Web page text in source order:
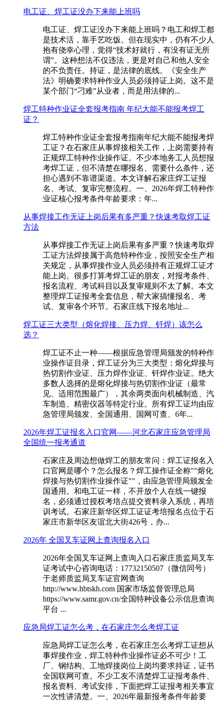
电工证、焊工证没办下来能上班吗
电工证、焊工证没办下来能上班吗？电工和焊工都
是技术活，靠手艺吃饭。但在现实中，仍有不少人
抱有侥幸心理，觉得“技术好就行，有没有证无所
谓”。这种想法不仅违法，更是对自己和他人安全
的不负责任。持证，是法律的底线。《安全生产
法》明确要求特种作业人员必须持证上岗。这不是
某个部门“刁难”从业者，而是用法律的...
焊工特种作业证全套报考指南 年纪大能不能报考焊工
证？
焊工特种作业证全套报考指南年纪大能不能报考焊
工证？在石家庄从事焊接相关工作，上岗需要持有
正规焊工特种作业操作证。不少本地务工人员想报
考焊工证，但不清楚在哪报名、需要什么条件，还
担心遇到不靠谱渠道。本文详解石家庄焊工证报
名、考试、复审完整流程。一、2026年焊工特种作
业证核心报考条件‌年龄要求‌：年...
从事焊接工作无证上岗后果有多严重？快速考取焊工证
方法
从事焊接工作无证上岗后果有多严重？快速考取焊
工证方法焊接属于高危特种作业，按照安全生产相
关规定，从事焊接作业人员必须持有正规焊工证才
能上岗。很多打算考焊工证的朋友，对报考条件、
报名流程、考试科目以及复审规则不太了解。本文
整理焊工证报考全套信息，帮大家搞懂报名、考
试、复审各个环节。石家庄线下报名地址...
焊工证三大类型（熔化焊接、压力焊、钎焊）该怎么
选？
焊工证不止一种——根据应急管理局颁发的特种作
业操作证目录，焊工证分为三大类型：熔化焊接与
热切割作业证、压力焊作业证、钎焊作业证。绝大
多数人选择的是熔化焊接与热切割作业证（最常
见、适用范围最广），其余两类面向机械制造、汽
车制造、精密仪器等特定行业。所有焊工证均由应
急管理局颁发、全国通用、国网可查、6年...
2026年焊工证报名入口官网——河北石家庄应急管理局
全国统一报考通道
石家庄及周边想做焊工的朋友常问：焊工证报名入
口官网是哪个？怎么报名？焊工操作证全称""熔化
焊接与热切割作业操作证""，由应急管理局颁发全
国通用。和电工证一样，不开放个人在线一键报
名，必须通过授权考培点提交资料录入系统，再培
训考试。石家庄新华区焊工证证考培报名点位于石
家庄市新华区友谊北大街426号，办...
2026年 全国叉车证网上查询报名入口
2026年全国叉车证网上查询入口石家庄质监局叉车
证考试中心咨询电话：17732150507（微信同号）
于老师质监局叉车证官网查询
http://www.hbtskh.com 国家市场监督管理总局
https://www.samr.gov.cn/全国特种设备公示信息查询
平台 ...
应急局焊工证怎么考，在石家庄怎么考焊工证
应急局焊工证怎么考，在石家庄怎么考焊工证想从
事焊接作业，焊工特种作业操作证必不可少！工
厂、钢结构、工地焊接岗位上岗均要求持证，证书
全国联网可查。不少工友不清楚焊工证报考条件、
报名资料、考试安排，下面把焊工证报考相关事宜
一次性讲清楚。一、2026年最新报考条件‌年龄要